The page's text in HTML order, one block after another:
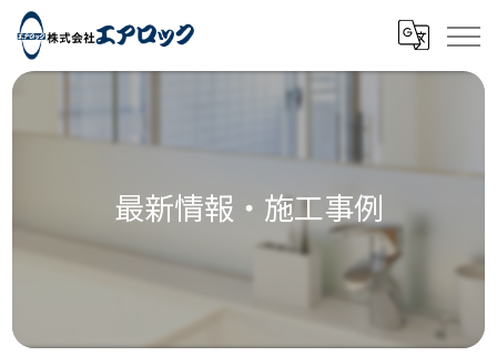
最新情報・施工事例